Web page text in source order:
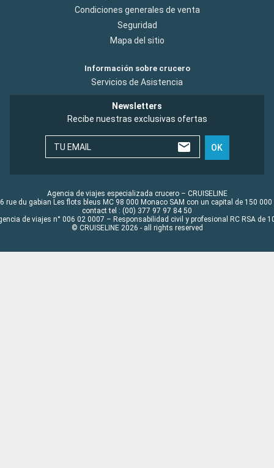
Condiciones generales de venta
Seguridad
Mapa del sitio
Información sobre crucero
Servicios de Asistencia
Newsletters
Recibe nuestras exclusivas ofertas
TU EMAIL OK
Agencia de viajes especializada crucero – CRUISELINE
rue du gabian Les flots bleus MC 98 000 Monaco SAM con un capital de 150 000
contact tel : (00) 377 97 97 84 50
de viajes n° 006 02 0007 – Responsabilidad civil y profesional RC RSA de
© CRUISELINE 2026 - all rights reserved